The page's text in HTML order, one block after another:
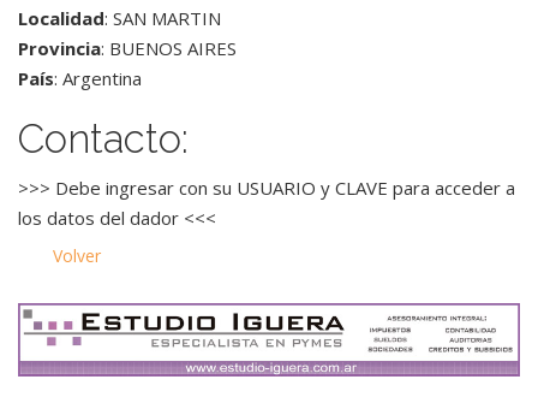
Localidad: SAN MARTIN
Provincia: BUENOS AIRES
País: Argentina
Contacto:
>>> Debe ingresar con su USUARIO y CLAVE para acceder a
los datos del dador <<<
Volver